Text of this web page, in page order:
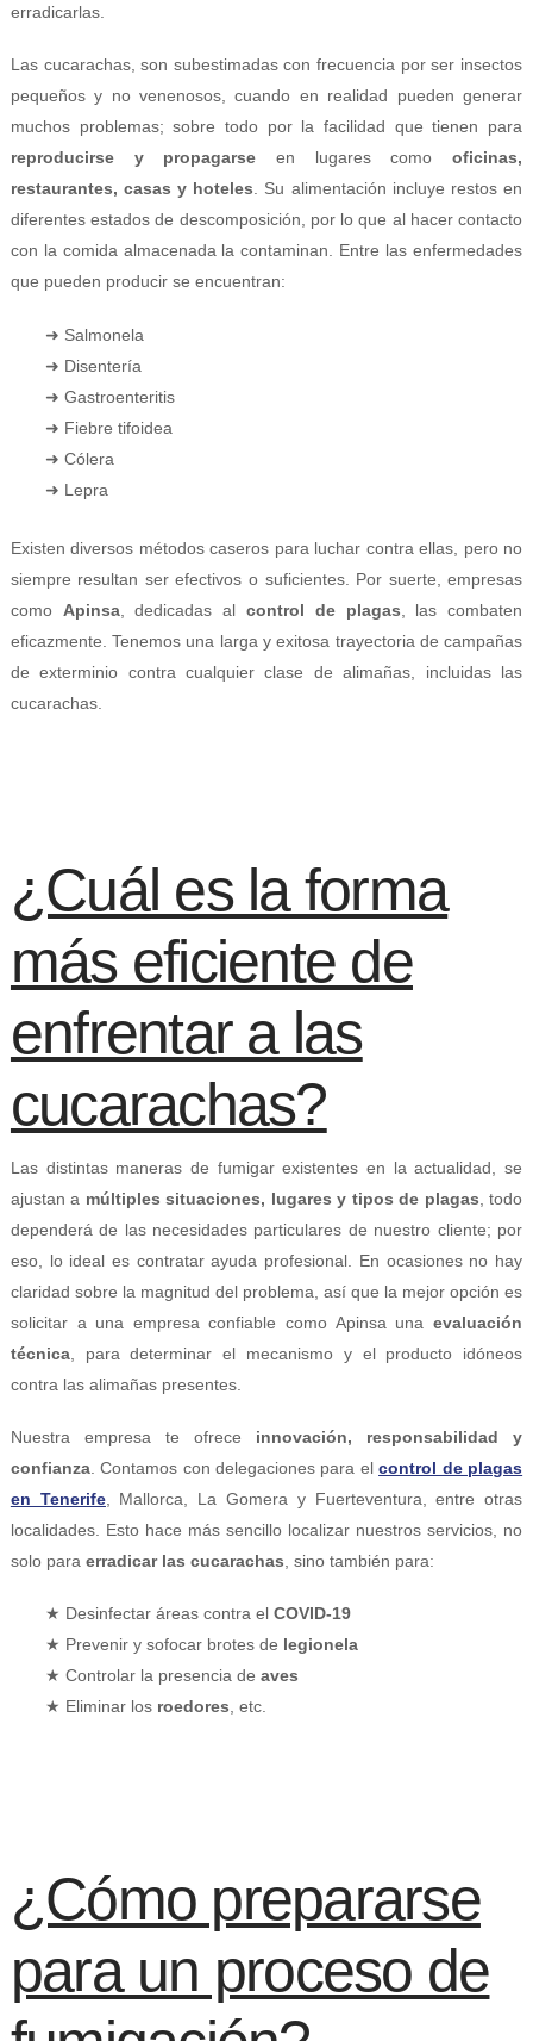
erradicarlas.
Las cucarachas, son subestimadas con frecuencia por ser insectos
pequeños y no venenosos, cuando en realidad pueden generar
muchos problemas; sobre todo por la facilidad que tienen para
reproducirse y propagarse en lugares comooficinas,
restaurantes, casas y hoteles. Su alimentación incluye restos en
diferentes estados de descomposición, por lo que al hacer contacto
con la comida almacenada la contaminan. Entre las enfermedades
que pueden producir se encuentran:
➜ Salmonela
➜ Disentería
➜ Gastroenteritis
➜ Fiebre tifoidea
➜ Cólera
➜ Lepra
Existen diversos métodos caseros para luchar contra ellas, pero no
siempre resultan ser efectivos o suficientes. Por suerte, empresas
como Apinsa, dedicadas al control de plagas , las combaten
eficazmente. Tenemos una larga y exitosa trayectoria de campañas
de exterminio contra cualquier clase de alimañas, incluidas las
cucarachas.
¿Cuál es la forma
más eficiente de
enfrentar a las
cucarachas?
Las distintas maneras de fumigar existentes en la actualidad, se
ajustan a múltiples situaciones, lugares y tipos de plagas , todo
dependerá de las necesidades particulares de nuestro cliente; por
eso, lo ideal es contratar ayuda profesional. En ocasiones no hay
claridad sobre la magnitud del problema, así que la mejor opción es
solicitar a una empresa confiable como Apinsa unaevaluación
técnica, para determinar el mecanismo y el producto idóneos
contra las alimañas presentes.
Nuestra empresa te ofrece innovación, responsabilidad y
confianza. Contamos con delegaciones para elcontrol de plagas
en Tenerife, Mallorca, La Gomera y Fuerteventura, entre otras
localidades. Esto hace más sencillo localizar nuestros servicios, no
solo para erradicar las cucarachas , sino también para:
★ Desinfectar áreas contra el COVID-19
★ Prevenir y sofocar brotes de legionela
★ Controlar la presencia de aves
★ Eliminar los roedores, etc.
¿Cómo prepararse
para un proceso de